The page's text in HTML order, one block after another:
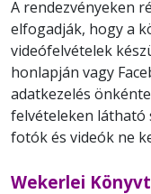
A rendezvényeken
elfogadják, hogy a
videófelvételek
honlapján vagy
adatkezelés
felvételeken látható
fotók és videók ne
Wekerlei